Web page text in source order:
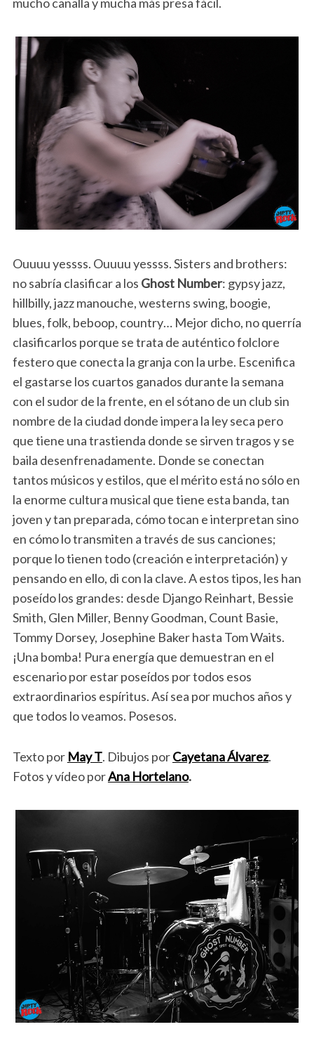
Ouuuu yessss. Ouuuu yessss. Sisters and brothers:
no sabría clasificar a los Ghost Number: gypsy jazz,
hillbilly, jazz manouche, westerns swing, boogie,
blues, folk, beboop, country… Mejor dicho, no querría
clasificarlos porque se trata de auténtico folclore
festero que conecta la granja con la urbe. Escenifica
el gastarse los cuartos ganados durante la semana
con el sudor de la frente, en el sótano de un club sin
nombre de la ciudad donde impera la ley seca pero
que tiene una trastienda donde se sirven tragos y se
baila desenfrenadamente. Donde se conectan
tantos músicos y estilos, que el mérito está no sólo en
la enorme cultura musical que tiene esta banda, tan
joven y tan preparada, cómo tocan e interpretan sino
en cómo lo transmiten a través de sus canciones;
porque lo tienen todo (creación e interpretación) y
pensando en ello, di con la clave. A estos tipos, les han
poseído los grandes: desde Django Reinhart, Bessie
Smith, Glen Miller, Benny Goodman, Count Basie,
Tommy Dorsey, Josephine Baker hasta Tom Waits.
¡Una bomba! Pura energía que demuestran en el
escenario por estar poseídos por todos esos
extraordinarios espíritus. Así sea por muchos años y
que todos lo veamos. Posesos.
Texto por May T. Dibujos porCayetana Álvarez.
Fotos y vídeo porAna Hortelano.